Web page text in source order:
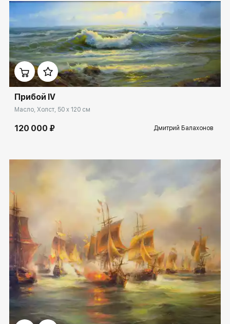
Домен: ekb.rakovgallery.ru
Прибой IV
Масло, Холст, 50 x 120 см
120 000 ₽ Дмитрий Балахонов
Домен: ekb.rakovgallery.ru